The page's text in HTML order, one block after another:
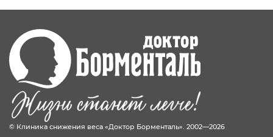
© Клиника снижения веса «Доктор Борменталь». 2002—2026